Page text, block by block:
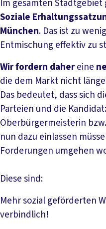
Im gesamten
Soziale
München. Das ist zu
Entmischung effektiv zu
Wir fordern dahereine
die dem Markt nicht
Das bedeutet, dass sich
Parteien und die
Oberbürgermeisterin
nun dazu einlassen
Forderungen umgehen
Diese sind:
Mehr sozial geförderten
verbindlich!